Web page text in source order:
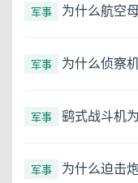
军事 为什么航空
军事 为什么侦察
军事 鹞式战斗机
军事 为什么迫击